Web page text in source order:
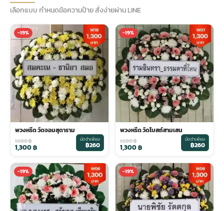
ดอกไม้งานศพ ปากคลองตลาด
ร้านดอกไม้งานศพ ใกล้ฉัน
ดอกไม้งานศพ ราคาถูก
จัดดอกไม้งานศพ ราคา
ดอกไม้งานศพ ส่งฟรี
ดอกไม้งานศพ ออนไลน์
พวงดอกไม้งานศพ
สั่งพวงหรีด ออนไลน์
ส่งพวงหรีด ด่วน กรุงเทพ
ร้านพวงหรีด กรุงเทพ ส่งฟรี
พวงหรีด ปากคลองตลาด ราคา
พวงหรีด ส่งด่วน วันนี้
มรุ ออนไลน์
มรุ ส่งด่วน
น้าเมรุ กรุงเทพ
เลือกแบบ กำหนดข้อความป้าย สั่งง่ายผ่าน LINE
-19%
พวงหรีด วัดจอมสุดาราม
1,600฿
1,300฿
มัดจำเพียง
฿260
-19%
พวงหรีด วัดโบสถ์สามเสน
1,600฿
1,300฿
มัดจำเพียง
฿260
-19% -19%